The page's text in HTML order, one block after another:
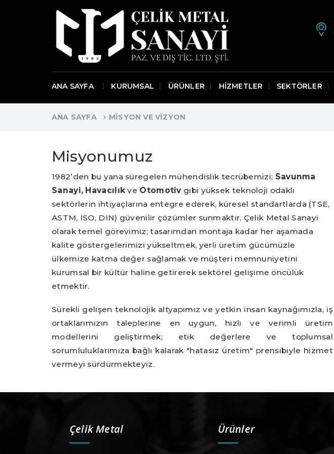
ANA SAYFA KURUMSAL ÜRÜNLER HİZMETLER SEKTÖRLER
ANA SAYFA MISYON VE VIZYON
Misyonumuz
1982’den bu yana süregelen mühendislik tecrübemizi; Savunma
Sanayi, Havacılık ve Otomotivgibi yüksek teknoloji odaklı
sektörlerin ihtiyaçlarına entegre ederek, küresel standartlarda (TSE,
ASTM, ISO, DIN) güvenilir çözümler sunmaktır. Çelik Metal Sanayi
olarak temel görevimiz; tasarımdan montaja kadar her aşamada
kalite göstergelerimizi yükseltmek, yerli üretim gücümüzle
ülkemize katma değer sağlamak ve müşteri memnuniyetini
kurumsal bir kültür haline getirerek sektörel gelişime öncülük
etmektir.
Sürekli gelişen teknolojik altyapımız ve yetkin insan kaynağımızla, iş
ortaklarımızın taleplerine en uygun, hızlı ve verimli üretim
modellerini geliştirmek; etik değerlere ve toplumsal
sorumluluklarımıza bağlı kalarak "hatasız üretim" prensibiyle hizmet
vermeyi sürdürmekteyiz.
Çelik Metal Ürünler